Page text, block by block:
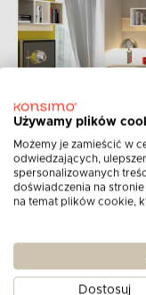
Używamy plików
Możemy je zamieścić w
odwiedzających,
spersonalizowanych
doświadczenia na
na temat plików cookie,
Dostosuj